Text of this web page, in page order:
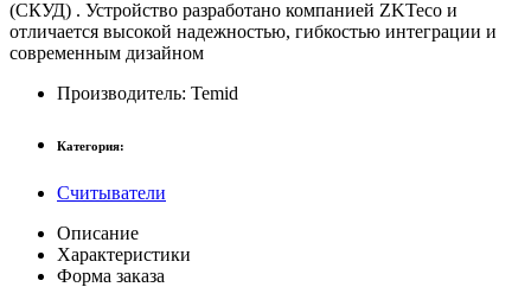
(СКУД) . Устройство разработано компанией ZKTeco и
отличается высокой надежностью, гибкостью интеграции и
современным дизайном
Производитель: Temid
Категория:
Считыватели
Описание
Характеристики
Форма заказа